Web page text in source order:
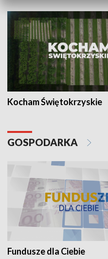
Kocham Świętokrzyskie
GOSPODARKA
Fundusze dla Ciebie